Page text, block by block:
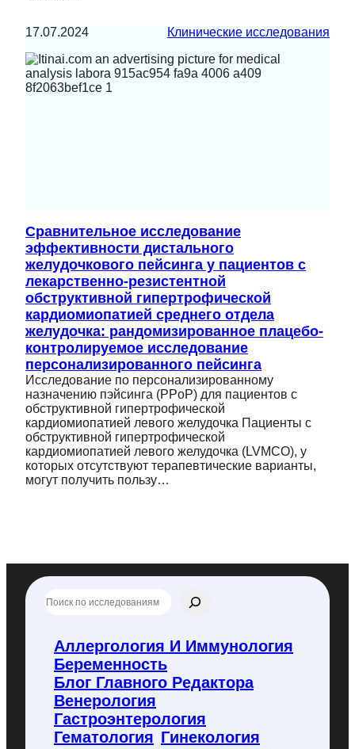
17.07.2024 Клинические исследования
Сравнительное исследование
эффективности дистального
желудочкового пейсинга у пациентов с
лекарственно-резистентной
обструктивной гипертрофической
кардиомиопатией среднего отдела
желудочка: рандомизированное плацебо-
контролируемое исследование
персонализированного пейсинга
Исследование по персонализированному
назначению пэйсинга (PPoP) для пациентов с
обструктивной гипертрофической
кардиомиопатией левого желудочка Пациенты с
обструктивной гипертрофической
кардиомиопатией левого желудочка (LVMCO), у
которых отсутствуют терапевтические варианты,
могут получить пользу…
о
Аллергология И Иммунология
Беременность
Блог Главного Редактора
Венерология
Гастроэнтерология
Гематология Гинекология